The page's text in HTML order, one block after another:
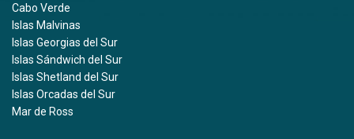
Cabo Verde
Islas Malvinas
Islas Georgias del Sur
Islas Sándwich del Sur
Islas Shetland del Sur
Islas Orcadas del Sur
Mar de Ross